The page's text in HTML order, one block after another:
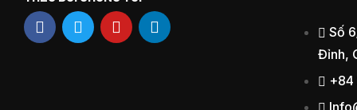
Số
Đỉnh,